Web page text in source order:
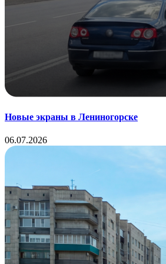
Новые экраны в Лениногорске
06.07.2026